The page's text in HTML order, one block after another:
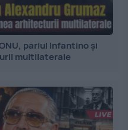
pariul Infantino și
multilaterale